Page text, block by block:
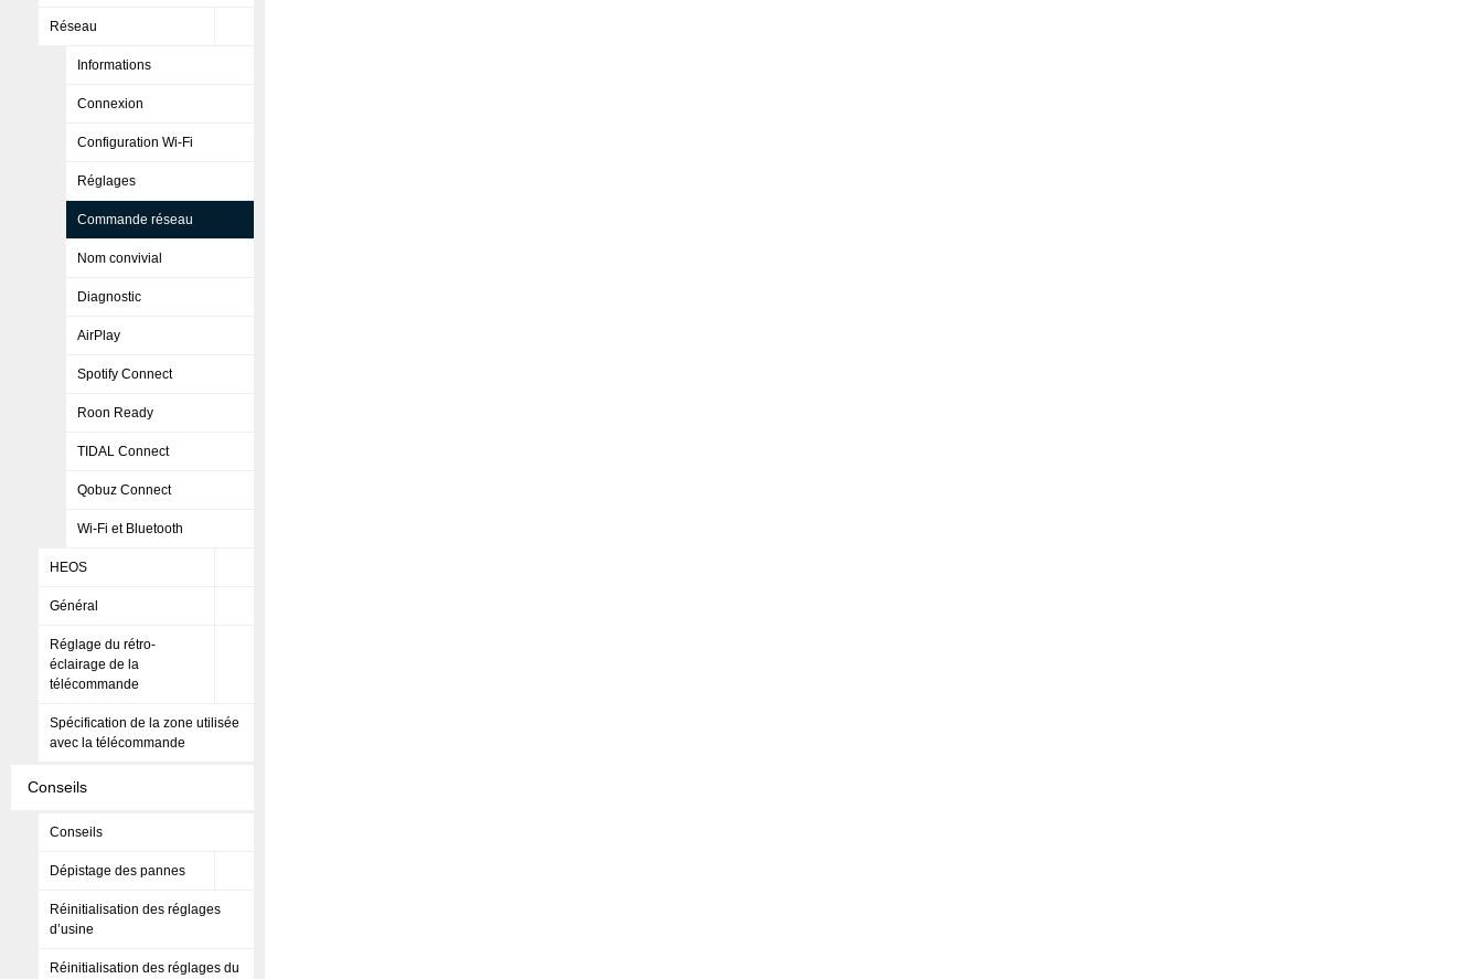
Réseau
Informations
Connexion
Configuration Wi-Fi
Réglages
Commande réseau
Nom convivial
Diagnostic
AirPlay
Spotify Connect
Roon Ready
TIDAL Connect
Qobuz Connect
Wi-Fi et Bluetooth
HEOS
Général
Réglage du rétro-
éclairage de la
télécommande
Spécification de la zone utilisée
avec la télécommande
Conseils
Conseils
Dépistage des pannes
Réinitialisation des réglages
d’usine
Réinitialisation des réglages du